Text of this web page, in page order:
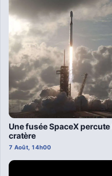
Une fusée SpaceX
cratère
7 Août, 14h00